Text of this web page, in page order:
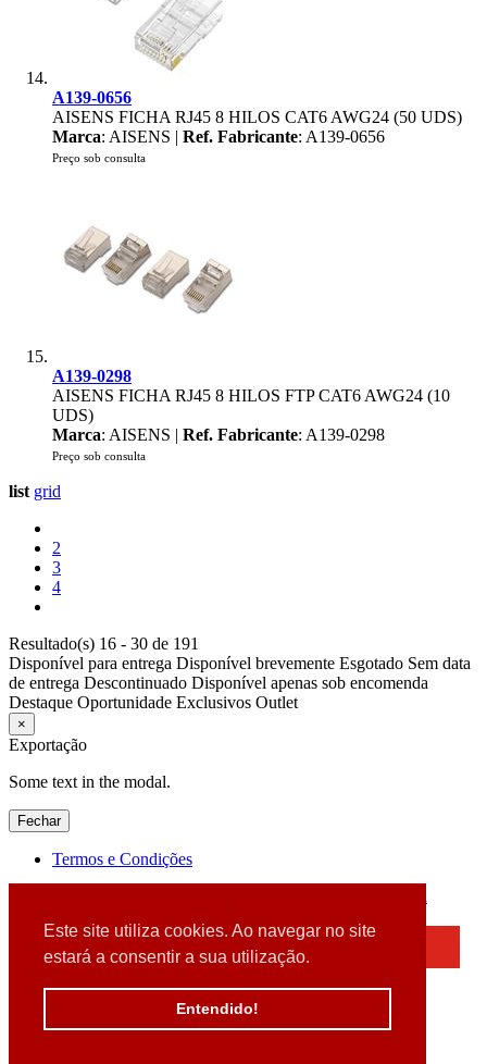
Este site utiliza cookies. Ao navegar no site
estará a consentir a sua utilização.
Entendido!
A139-0656
AISENS FICHA RJ45 8 HILOS CAT6 AWG24 (50 UDS)
Marca: AISENS | Ref. Fabricante: A139-0656
Preço sob consulta
A139-0298
AISENS FICHA RJ45 8 HILOS FTP CAT6 AWG24 (10
UDS)
Marca: AISENS | Ref. Fabricante: A139-0298
Preço sob consulta
list grid
2
3
4
Resultado(s) 16 - 30 de 191
Disponível para entrega Disponível brevemente Esgotado Sem data
de entrega Descontinuado Disponível apenas sob encomenda
Destaque Oportunidade Exclusivos Outlet
×
Exportação
Some text in the modal.
Fechar
Termos e Condições
Detectamos que está a usar um browser desatualizado
Por favor, atualize o seu browser
para garantir uma melhor experiência.